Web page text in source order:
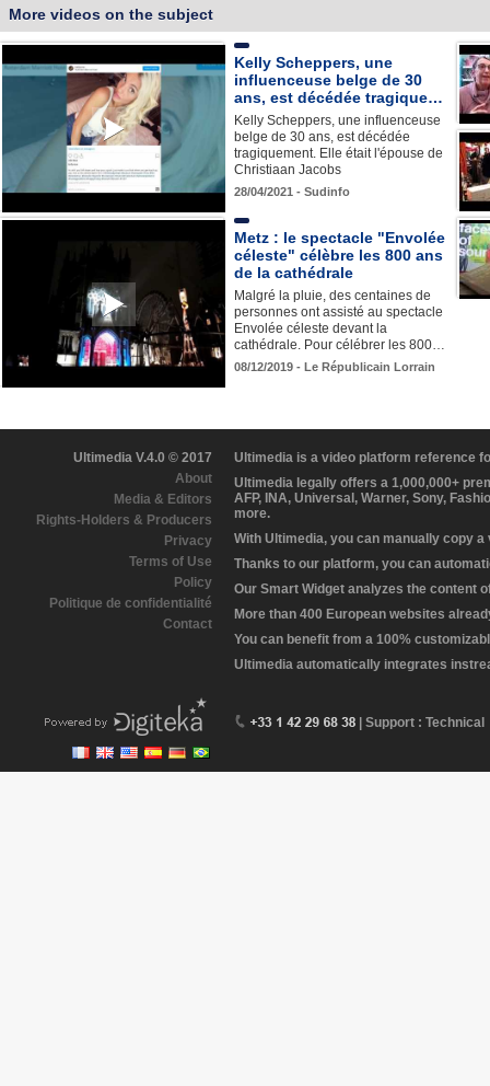
More videos on the subject
Kelly Scheppers, une
influenceuse belge de 30
ans, est décédée tragique…
Kelly Scheppers, une influenceuse
belge de 30 ans, est décédée
tragiquement. Elle était l'épouse de
Christiaan Jacobs
28/04/2021 - Sudinfo
Metz : le spectacle "Envolée
céleste" célèbre les 800 ans
de la cathédrale
Malgré la pluie, des centaines de
personnes ont assisté au spectacle
Envolée céleste devant la
cathédrale. Pour célébrer les 800…
08/12/2019 - Le Républicain Lorrain
Ultimedia V.4.0 © 2017
About
Media & Editors
Rights-Holders & Producers
Privacy
Terms of Use
Policy
Politique de confidentialité
Contact
Ultimedia is a video platform reference
Ultimedia legally offers a 1,000,000+
AFP, INA, Universal, Warner, Sony,
more.
With Ultimedia, you can manually copy
Thanks to our platform, you can
Our Smart Widget analyzes the content
More than 400 European websites
You can benefit from a 100%
Ultimedia automatically integrates
| Support : Technical